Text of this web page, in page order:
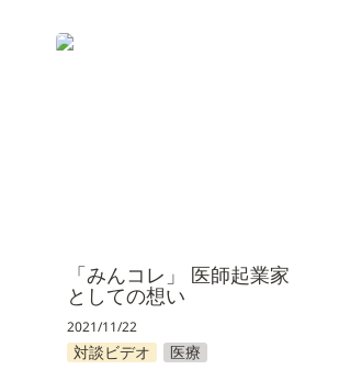
「みんコレ」 医師起業家として
「みんコレ」 医師起業家
としての想い
2021/11/22
対談ビデオ 医療